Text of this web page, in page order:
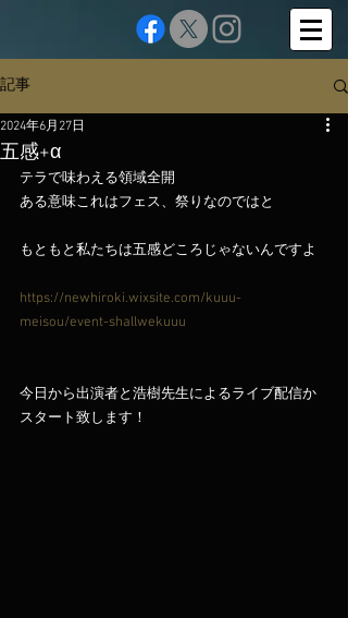
記事
五感+α
2024年6月27日
テラで味わえる領域全開
ある意味これはフェス、祭りなのではと
もともと私たちは五感どころじゃないんですよ
https://newhiroki.wixsite.com/kuuu-
meisou/event-shallwekuuu
今日から出演者と浩樹先生によるライブ配信か
スタート致します！